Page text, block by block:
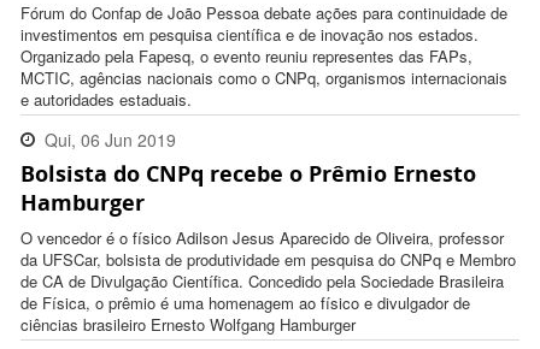
Fórum do Confap de João Pessoa debate ações para continuidade de
investimentos em pesquisa científica e de inovação nos estados.
Organizado pela Fapesq, o evento reuniu representes das FAPs,
MCTIC, agências nacionais como o CNPq, organismos internacionais
e autoridades estaduais.
Qui, 06 Jun 2019
18:41:00 -0300
Bolsista do CNPq recebe o Prêmio Ernesto
Hamburger
O vencedor é o físico Adilson Jesus Aparecido de Oliveira, professor
da UFSCar, bolsista de produtividade em pesquisa do CNPq e Membro
de CA de Divulgação Científica. Concedido pela Sociedade Brasileira
de Física, o prêmio é uma homenagem ao físico e divulgador de
ciências brasileiro Ernesto Wolfgang Hamburger